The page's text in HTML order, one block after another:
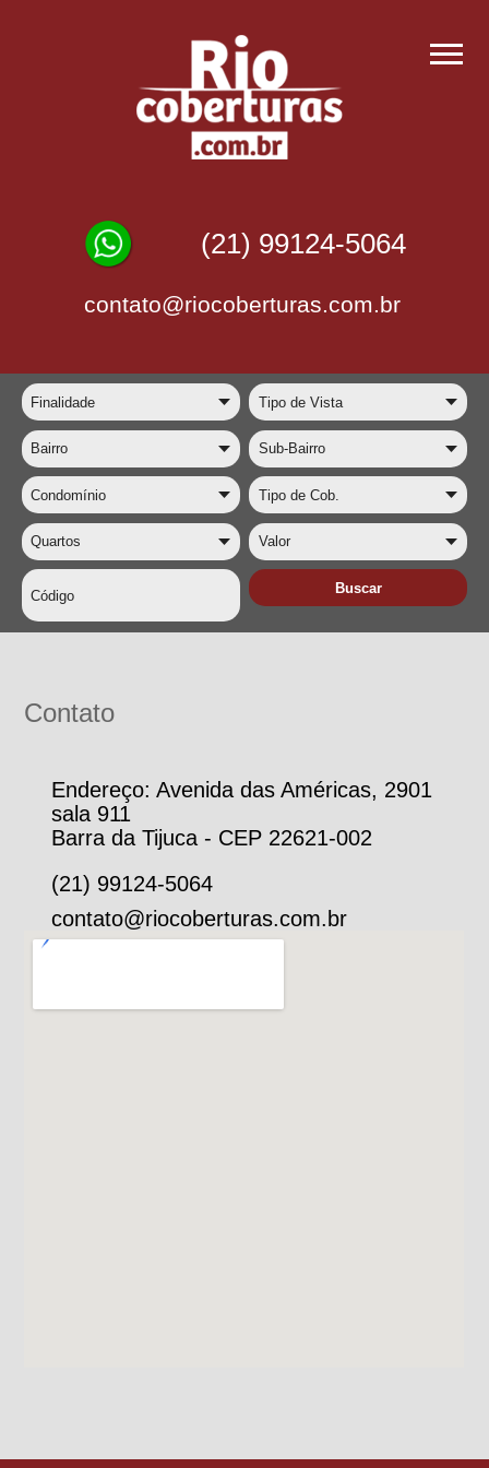
(21) 99124-5064
contato@riocoberturas.com.br
Contato
Endereço: Avenida das Américas, 2901
sala 911
Barra da Tijuca - CEP 22621-002
(21) 99124-5064
contato@riocoberturas.com.br